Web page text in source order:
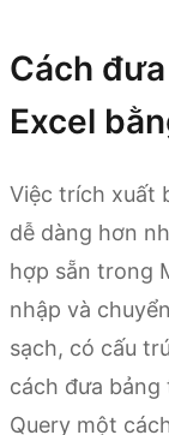
Cách
Excel
Việc trích xuất
dễ dàng hơn
hợp sẵn trong
nhập và
sạch, có cấu
cách đưa bảng
Query một